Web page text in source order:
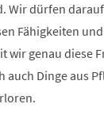
Wir dürfen
Fähigkeiten
wir genau diese
Dinge aus